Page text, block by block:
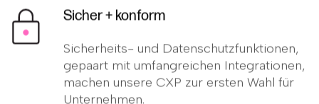
Sicher + konform
Sicherheits- und Datenschutzfunktionen,
gepaart mit umfangreichen Integrationen,
machen unsere CXP zur ersten Wahl für
Unternehmen.